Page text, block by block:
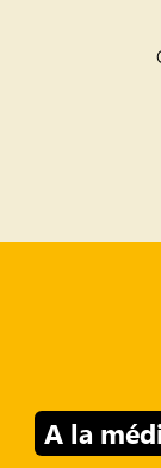
A la